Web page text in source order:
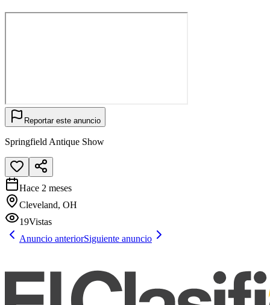
Reportar este anuncio
Springfield Antique Show
Hace 2 meses
Cleveland, OH
19Vistas
Anuncio anteriorSiguiente anuncio